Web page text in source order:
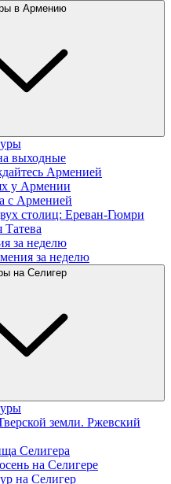
в Армению
выходные
Арменией
у Армении
с Арменией
столиц: Ереван-Гюмри
Татева
за неделю
за неделю
на Селигер
земли. Ржевский
Селигера
на Селигере
на Селигер